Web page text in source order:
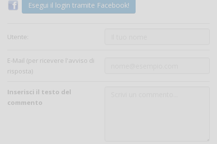
Esegui il login tramite Facebook!
Utente:
E-Mail (per ricevere l'avviso di
risposta)
Inserisci il testo del
commento